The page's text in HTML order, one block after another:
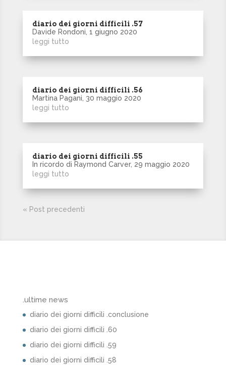
diario dei giorni difficili .57
Davide Rondoni, 1 giugno 2020
leggi tutto
diario dei giorni difficili .56
Martina Pagani, 30 maggio 2020
leggi tutto
diario dei giorni difficili .55
In ricordo di Raymond Carver, 29 maggio 2020
leggi tutto
« Post precedenti
.ultime news
diario dei giorni difficili .conclusione
diario dei giorni difficili .60
diario dei giorni difficili .59
diario dei giorni difficili .58